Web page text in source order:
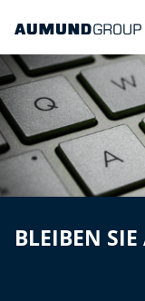
BLEIBEN